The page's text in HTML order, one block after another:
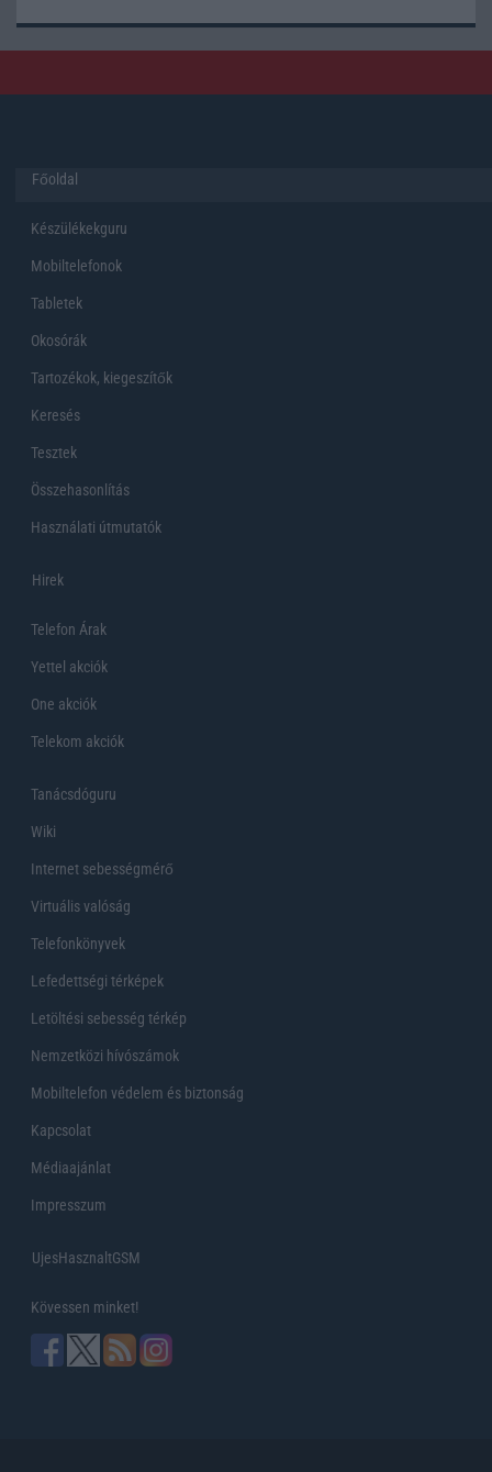
Főoldal
Készülékekguru
Mobiltelefonok
Tabletek
Okosórák
Tartozékok, kiegeszítők
Keresés
Tesztek
Összehasonlítás
Használati útmutatók
Hirek
Telefon Árak
Yettel akciók
One akciók
Telekom akciók
Tanácsdóguru
Wiki
Internet sebességmérő
Virtuális valóság
Telefonkönyvek
Lefedettségi térképek
Letöltési sebesség térkép
Nemzetközi hívószámok
Mobiltelefon védelem és biztonság
Kapcsolat
Médiaajánlat
Impresszum
UjesHasznaltGSM
Kövessen minket!